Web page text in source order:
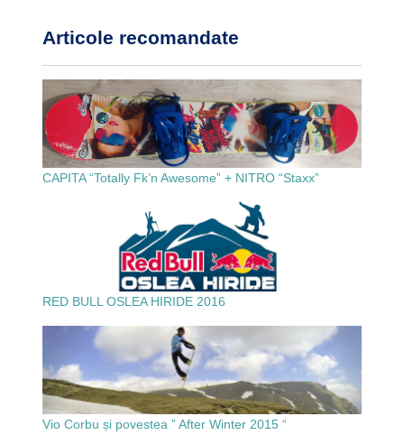
Articole recomandate
CAPITA “Totally Fk’n Awesome” + NITRO “Staxx”
RED BULL OSLEA HIRIDE 2016
Vio Corbu și povestea ” After Winter 2015 “